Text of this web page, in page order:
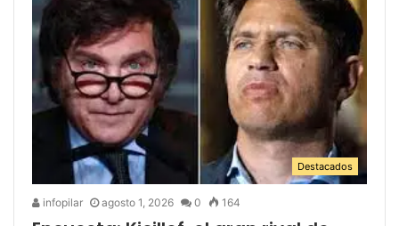
Destacados
infopilar agosto 1, 2026 0 164